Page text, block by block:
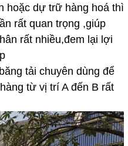
hoặc dự trữ hàng hoá thì
rất quan trọng ,giúp
rất nhiều,đem lại lợi
tải chuyên dùng để
từ vị trí A đến B rất